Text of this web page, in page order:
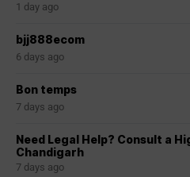
1 day ago
bjj888ecom
6 days ago
Bon temps
7 days ago
Need Legal Help? Consult a
Chandigarh
7 days ago